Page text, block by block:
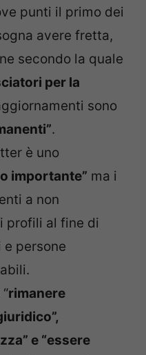
punti il primo dei
avere fretta,
secondo la quale
per la
sono
.
è uno
importante” ma i
a non
profili al fine di
persone
rimanere
e “essere